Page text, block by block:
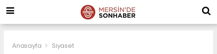
Anasayfa Siyaset